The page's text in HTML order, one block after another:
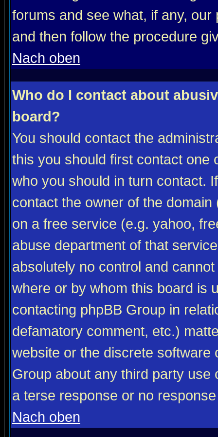
forums and see what, if any,
and then follow the procedure
Nach oben
Who do I contact about
board?
You should contact the
this you should first contact one
who you should in turn contact.
contact the owner of the
on a free service (e.g. yahoo,
abuse department of that
absolutely no control and
where or by whom this board is
contacting phpBB Group in
defamatory comment, etc.)
website or the discrete software
Group about any third party
a terse response or no
Nach oben